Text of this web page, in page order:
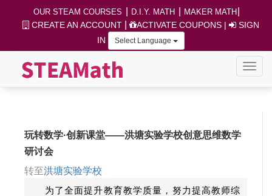
OUR STEAM COURSES D.I.Y. MATH MAKER MATH
CREATE AN ACCOUNT| ACTIVATE COUPONS|
SIGN
IN
Select Language
玩转数学·创新课堂——洪塘实验学校创意思维数学
研讨会
转至洪塘实验学校
为了全面提升教育教学质量，努力提高教师综